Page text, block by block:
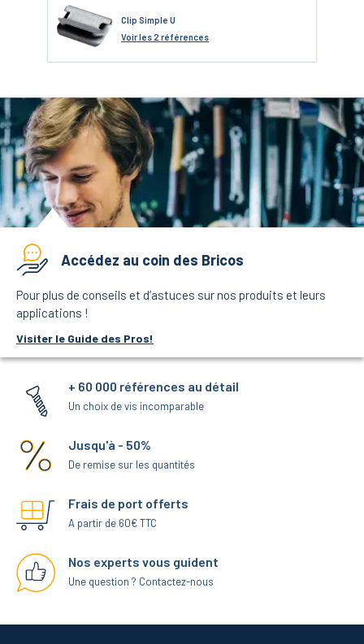
Clip Simple U
Voirles 2 références
Accédez au coin des Bricos
Pour plus de conseils et d’astuces sur nos produits et leurs
applications !
Visiter le Guide des Pros!
+ 60 000 références au détail
Un choix de vis incomparable
Jusqu'à - 50%
De remise sur les quantités
Frais de port offerts
A partir de 60€ TTC
Nos experts vous guident
Une question ? Contactez-nous